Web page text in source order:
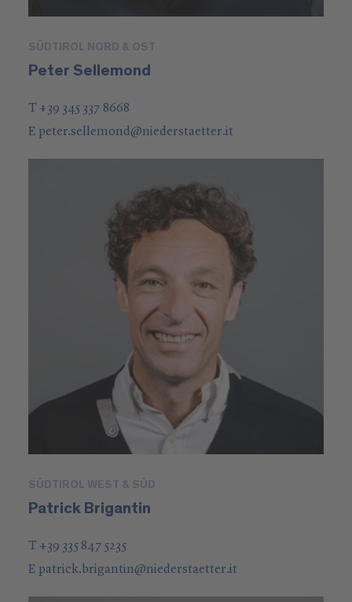
SÜDTIROL NORD & OST
Peter Sellemond
T +39 345 337 8668
E peter.sellemond@niederstaetter.it
SÜDTIROL WEST & SÜD
Patrick Brigantin
T +39 335 847 5235
E patrick.brigantin@niederstaetter.it